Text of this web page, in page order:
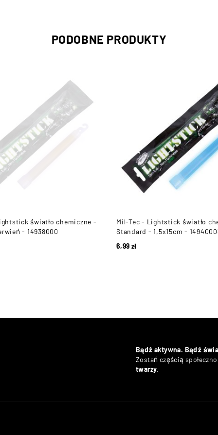
PODOBNE PRODUKTY
światło chemiczne -
- 14938000
Mil-Tec - Lightstick światło
Standard - 1,5x15cm -
6,99 zł
Bądź aktywna. Bądź
Zostań częścią
twarzy.